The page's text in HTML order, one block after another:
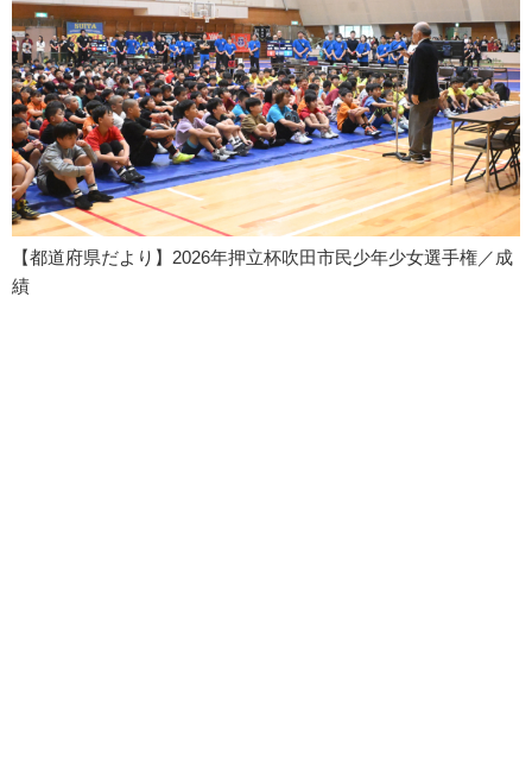
【都道府県だより】2026年押立杯吹田市民少年少女選手権／成
績